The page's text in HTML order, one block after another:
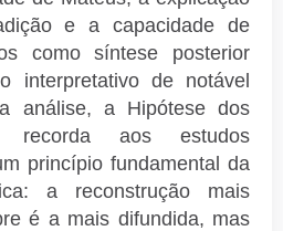
e a capacidade de
como síntese posterior
interpretativo de notável
análise, a Hipótese dos
recorda aos estudos
princípio fundamental da
a reconstrução mais
é a mais difundida, mas